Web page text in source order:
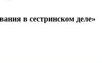
в сестринском деле»